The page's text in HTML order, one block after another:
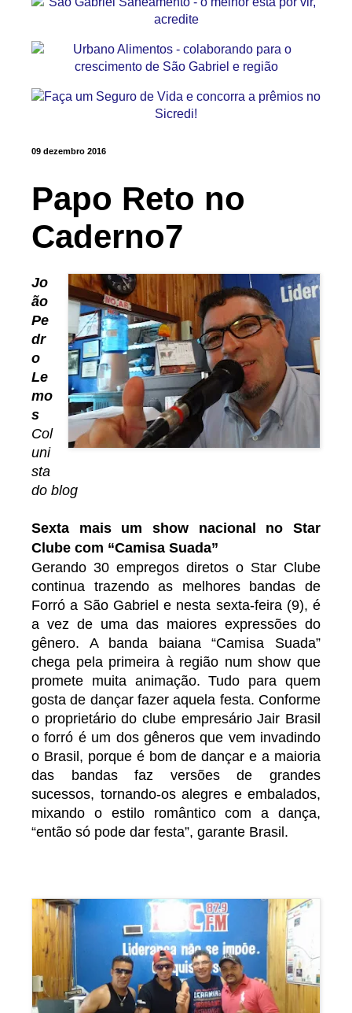
09 dezembro 2016
Papo Reto no
Caderno7
Jo
ão
Pe
dr
o
Le
mo
s
Col
uni
sta
do blog
Sexta mais um show nacional no Star
Clube com “Camisa Suada”
Gerando 30 empregos diretos o Star Clube
continua trazendo as melhores bandas de
Forró a São Gabriel e nesta sexta-feira (9), é
a vez de uma das maiores expressões do
gênero. A banda baiana “Camisa Suada”
chega pela primeira à região num show que
promete muita animação. Tudo para quem
gosta de dançar fazer aquela festa. Conforme
o proprietário do clube empresário Jair Brasil
o forró é um dos gêneros que vem invadindo
o Brasil, porque é bom de dançar e a maioria
das bandas faz versões de grandes
sucessos, tornando-os alegres e embalados,
mixando o estilo romântico com a dança,
“então só pode dar festa”, garante Brasil.